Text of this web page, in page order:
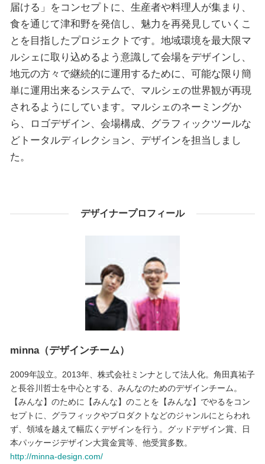
届ける」をコンセプトに、生産者や料理人が集まり、
食を通じて津和野を発信し、魅力を再発見していくこ
とを目指したプロジェクトです。地域環境を最大限マ
ルシェに取り込めるよう意識して会場をデザインし、
地元の方々で継続的に運用するために、可能な限り簡
単に運用出来るシステムで、マルシェの世界観が再現
されるようにしています。マルシェのネーミングか
ら、ロゴデザイン、会場構成、グラフィックツールな
どトータルディレクション、デザインを担当しまし
た。
デザイナープロフィール
minna（デザインチーム）
2009年設立。2013年、株式会社ミンナとして法人化。角田真祐子
と長谷川哲士を中心とする、みんなのためのデザインチーム。
【みんな】のために【みんな】のことを【みんな】でやるをコン
セプトに、グラフィックやプロダクトなどのジャンルにとらわれ
ず、領域を越えて幅広くデザインを行う。グッドデザイン賞、日
本パッケージデザイン大賞金賞等、他受賞多数。
http://minna-design.com/